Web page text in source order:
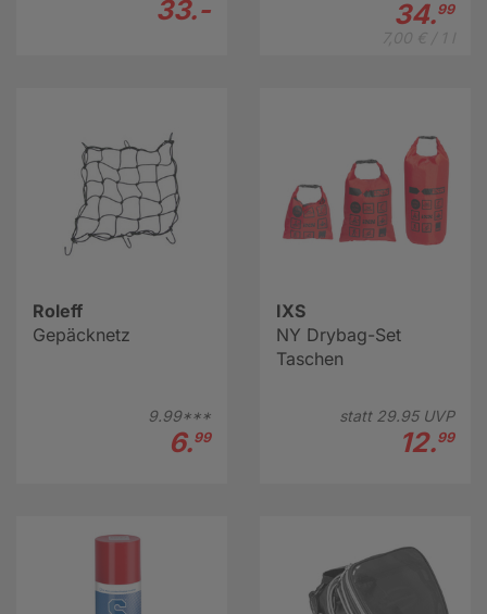
33.- 34.99
Roleff
Gepäcknetz
9.99***
6.99
IXS
NY Drybag-Set
Taschen
statt 29.95UVP
12.99